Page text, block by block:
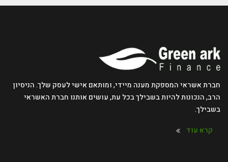
חברת אשראי המספקת מענה מיידי, ומותאם אישי לעסק שלך. הניסיון
הרב, הנכונות להיות בשבילך בכל עת, עושים אותנו חברת האשראי
בשבילך.
קרא עוד